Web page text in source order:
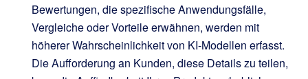
Bewertungen, die spezifische Anwendungsfälle,
Vergleiche oder Vorteile erwähnen, werden mit
höherer Wahrscheinlichkeit von KI-Modellen erfasst.
Die Aufforderung an Kunden, diese Details zu teilen,